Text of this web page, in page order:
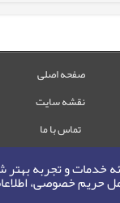
خدمات و تجربه بهتر
حریم خصوصی،
صفحه اصلی
نقشه سایت
تماس با ما
این وب‌سایت متعلق به
رایمگ